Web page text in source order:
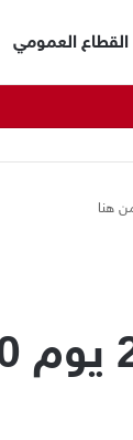
القطاع العمومي